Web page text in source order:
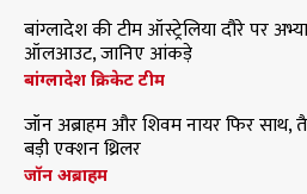
बांग्लादेश की टीम ऑस्ट्रेलिया दौरे पर
ऑलआउट, जानिए आंकड़े
बांग्लादेश क्रिकेट टीम
जॉन अब्राहम और शिवम नायर फिर साथ,
बड़ी एक्शन थ्रिलर
जॉन अब्राहम